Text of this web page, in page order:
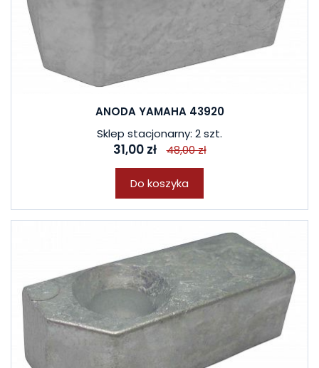
ANODA YAMAHA 43920
Sklep stacjonarny: 2 szt.
31,00 zł 48,00 zł
Do koszyka